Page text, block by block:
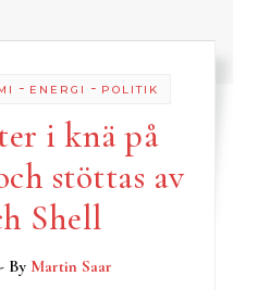
- ENERGI - POLITIK
i knä på
stöttas av
Shell
- By Martin Saar